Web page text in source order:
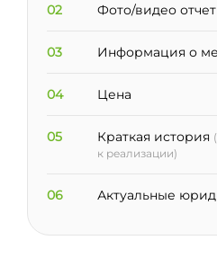
02 Фото/видео
03 Информация о
04 Цена
05 Краткая история
к реализации)
06 Актуальные